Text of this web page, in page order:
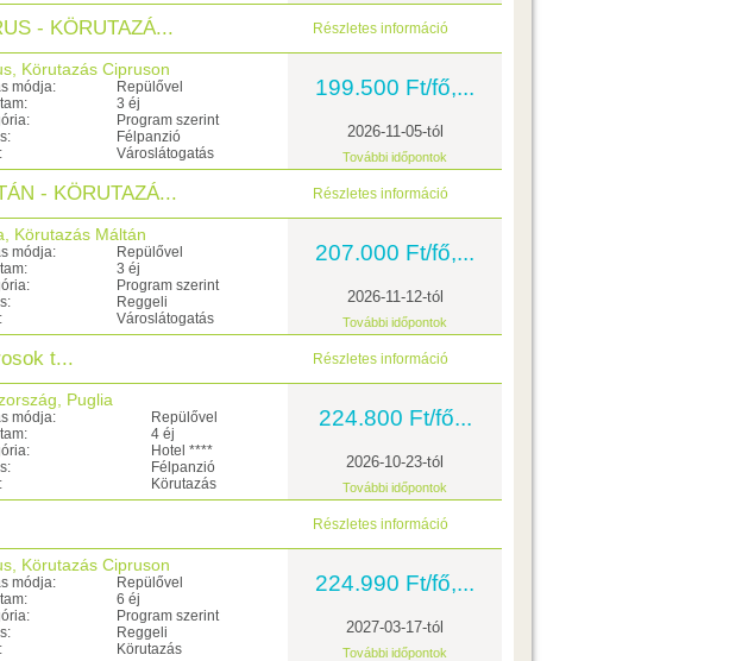
- KÖRUTAZÁ... Részletes információ
Körutazás Cipruson
módja:
Repülővel
3 éj
Program szerint
Félpanzió
Városlátogatás
199.500 Ft/fő,...
2026-11-05-tól
További időpontok
- KÖRUTAZÁ... Részletes információ
Körutazás Máltán
módja:
Repülővel
3 éj
Program szerint
Reggeli
Városlátogatás
207.000 Ft/fő,...
2026-11-12-tól
További időpontok
t... Részletes információ
Puglia
módja:
Repülővel
4 éj
Hotel ****
Félpanzió
Körutazás
224.800 Ft/fő...
2026-10-23-tól
További időpontok
Részletes információ
Körutazás Cipruson
módja:
Repülővel
6 éj
Program szerint
Reggeli
Körutazás
224.990 Ft/fő,...
2027-03-17-tól
További időpontok